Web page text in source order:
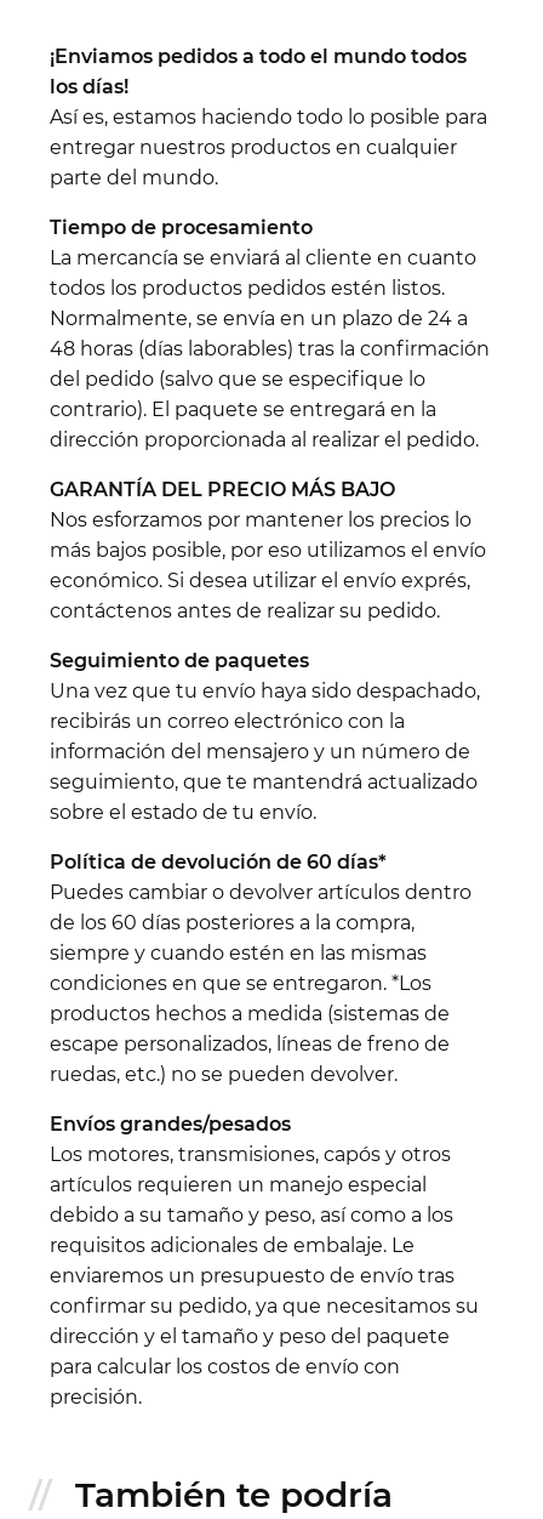
¡Enviamos pedidos a todo el mundo todos
los días!
Así es, estamos haciendo todo lo posible para
entregar nuestros productos en cualquier
parte del mundo.
Tiempo de procesamiento
La mercancía se enviará al cliente en cuanto
todos los productos pedidos estén listos.
Normalmente, se envía en un plazo de 24 a
48 horas (días laborables) tras la confirmación
del pedido (salvo que se especifique lo
contrario). El paquete se entregará en la
dirección proporcionada al realizar el pedido.
GARANTÍA DEL PRECIO MÁS BAJO
Nos esforzamos por mantener los precios lo
más bajos posible, por eso utilizamos el envío
económico. Si desea utilizar el envío exprés,
contáctenos antes de realizar su pedido.
Seguimiento de paquetes
Una vez que tu envío haya sido despachado,
recibirás un correo electrónico con la
información del mensajero y un número de
seguimiento, que te mantendrá actualizado
sobre el estado de tu envío.
Política de devolución de 60 días*
Puedes cambiar o devolver artículos dentro
de los 60 días posteriores a la compra,
siempre y cuando estén en las mismas
condiciones en que se entregaron. *Los
productos hechos a medida (sistemas de
escape personalizados, líneas de freno de
ruedas, etc.) no se pueden devolver.
Envíos grandes/pesados
Los motores, transmisiones, capós y otros
artículos requieren un manejo especial
debido a su tamaño y peso, así como a los
requisitos adicionales de embalaje. Le
enviaremos un presupuesto de envío tras
confirmar su pedido, ya que necesitamos su
dirección y el tamaño y peso del paquete
para calcular los costos de envío con
precisión.
También te podría